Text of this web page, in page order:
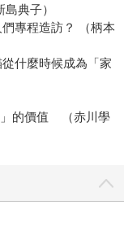
典子）
專程造訪？ （柄本
什麼時候成為「家
的價值 （赤川學